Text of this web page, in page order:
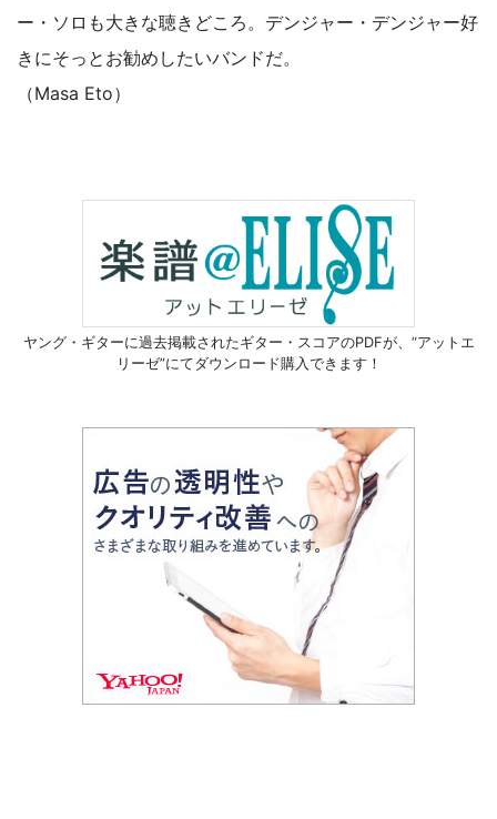
ー・ソロも大きな聴きどころ。デンジャー・デンジャー好
きにそっとお勧めしたいバンドだ。
（Masa Eto）
ヤング・ギターに過去掲載されたギター・スコアのPDFが、 “アットエ
リーゼ”にてダウンロード購入できます！